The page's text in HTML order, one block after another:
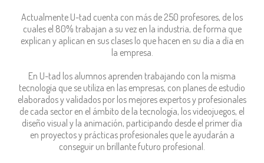
Actualmente U-tad cuenta con más de 250 profesores, de los
cuales el 80% trabajan a su vez en la industria, de forma que
explican y aplican en sus clases lo que hacen en su día a día en
la empresa.
En U-tad los alumnos aprenden trabajando con la misma
tecnología que se utiliza en las empresas, con planes de estudio
elaborados y validados por los mejores expertos y profesionales
de cada sector en el ámbito de la tecnología, los videojuegos, el
diseño visual y la animación, participando desde el primer día
en proyectos y prácticas profesionales que le ayudarán a
conseguir un brillante futuro profesional.